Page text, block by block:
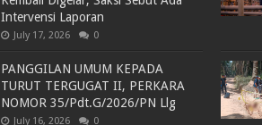
Intervensi Laporan
July 17, 2026 0
PANGGILAN UMUM KEPADA
TURUT TERGUGAT II, PERKARA
NOMOR 35/Pdt.G/2026/PN Llg
July 16, 2026 0